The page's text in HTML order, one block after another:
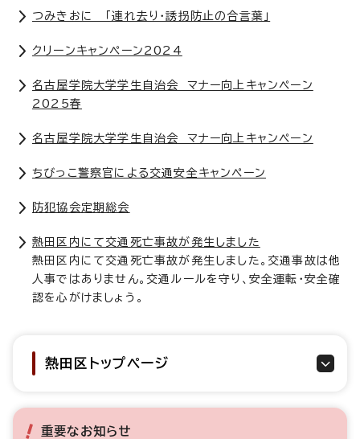
つみきおに 「連れ去り・誘拐防止の合言葉」
クリーンキャンペーン2024
名古屋学院大学学生自治会 マナー向上キャンペーン
2025春
名古屋学院大学学生自治会 マナー向上キャンペーン
ちびっこ警察官による交通安全キャンペーン
防犯協会定期総会
熱田区内にて交通死亡事故が発生しました
熱田区内にて交通死亡事故が発生しました。交通事故は他
人事ではありません。交通ルールを守り、安全運転・安全確
認を心がけましょう。
熱田区トップページ
重要なお知らせ